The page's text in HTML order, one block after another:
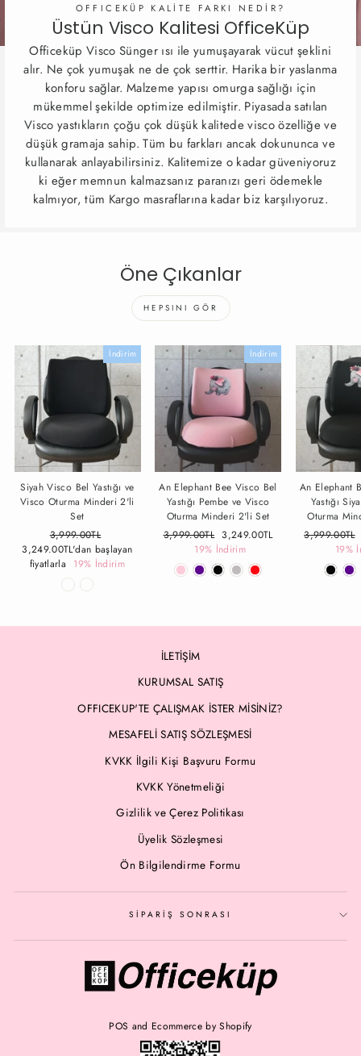
OFFICEKÜP KALİTE FARKI NEDİR?
Üstün Visco Kalitesi OfficeKüp
Officeküp Visco Sünger ısı ile yumuşayarak vücut şeklini
alır. Ne çok yumuşak ne de çok serttir. Harika bir yaslanma
konforu sağlar. Malzeme yapısı omurga sağlığı için
mükemmel şekilde optimize edilmiştir. Piyasada satılan
Visco yastıkların çoğu çok düşük kalitede visco özelliğe ve
düşük gramaja sahip. Tüm bu farkları ancak dokununca ve
kullanarak anlayabilirsiniz. Kalitemize o kadar güveniyoruz
ki eğer memnun kalmazsanız paranızı geri ödemekle
kalmıyor, tüm Kargo masraflarına kadar biz karşılıyoruz.
Öne Çıkanlar
HEPSINI GÖR
İndirim
Siyah Visco Bel Yastığı ve
Visco Oturma Minderi 2'li
Set
Fiyat
3,999.00TL
Fiyat
3,249.00TL'dan başlayan
fiyatlarla
19% İndirim
İndirim
An Elephant Bee Visco Bel
Yastığı Pembe ve Visco
Oturma Minderi 2'li Set
Fiyat
3,999.00TL İndirimli
Fiyat
3,249.00TL
19% İndirim
An Elephant
Yastığı
Oturma
Fiyat
3,999.00TL
19%
İLETİŞİM
KURUMSAL SATIŞ
OFFICEKUP'TE ÇALIŞMAK İSTER MİSİNİZ?
MESAFELİ SATIŞ SÖZLEŞMESİ
KVKK İlgili Kişi Başvuru Formu
KVKK Yönetmeliği
Gizlilik ve Çerez Politikası
Üyelik Sözleşmesi
Ön Bilgilendirme Formu
SİPARİŞ SONRASI
POS and Ecommerce by Shopify